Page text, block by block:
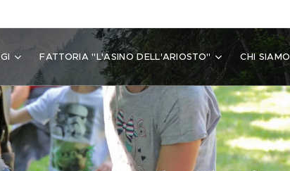
FATTORIA "L'ASINO DELL'ARIOSTO" CHI SIAMO